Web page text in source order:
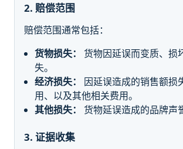
2. 赔偿范围
赔偿范围通常包括：
货物损失：
货物因延误而变质、损
失。
经济损失：
因延误造成的销售额损
用、以及其他相关费用。
其他损失：
货物延误造成的品牌声
3. 证据收集